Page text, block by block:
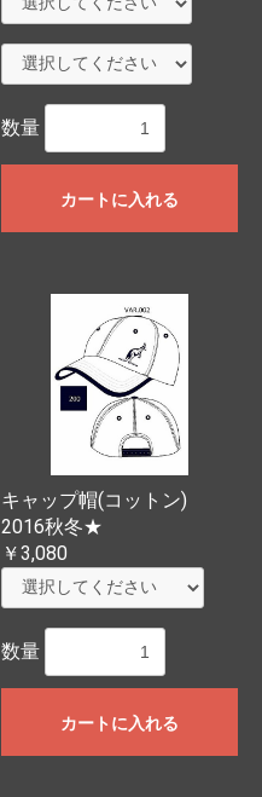
数量
カートに入れる
キャップ帽(コットン)
2016秋冬★
￥3,080
数量
カートに入れる